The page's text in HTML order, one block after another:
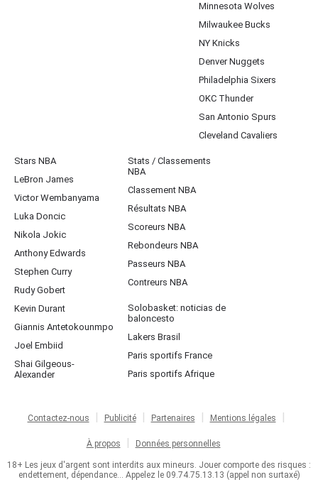
Minnesota Wolves
Milwaukee Bucks
NY Knicks
Denver Nuggets
Philadelphia Sixers
OKC Thunder
San Antonio Spurs
Cleveland Cavaliers
Stars NBA
LeBron James
Victor Wembanyama
Luka Doncic
Nikola Jokic
Anthony Edwards
Stephen Curry
Rudy Gobert
Kevin Durant
Giannis Antetokounmpo
Joel Embiid
Shai Gilgeous-
Alexander
Stats / Classements
NBA
Classement NBA
Résultats NBA
Scoreurs NBA
Rebondeurs NBA
Passeurs NBA
Contreurs NBA
Solobasket: noticias de
baloncesto
Lakers Brasil
Paris sportifs France
Paris sportifs Afrique
Contactez-nous Publicité Partenaires Mentions légales
À propos Données personnelles
18+ Les jeux d'argent sont interdits aux mineurs. Jouer comporte des risques :
endettement, dépendance... Appelez le 09.74.75.13.13 (appel non surtaxé)